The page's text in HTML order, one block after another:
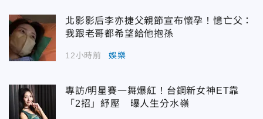
北影影后李亦捷父親節宣布懷孕！憶亡父：
我跟老哥都希望給他抱孫
12小時前 娛樂
專訪/明星賽一舞爆紅！台鋼新女神ET靠
「2招」紓壓 曝人生分水嶺